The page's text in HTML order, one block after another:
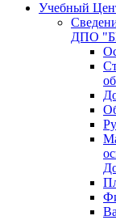
Учебный
ДПО